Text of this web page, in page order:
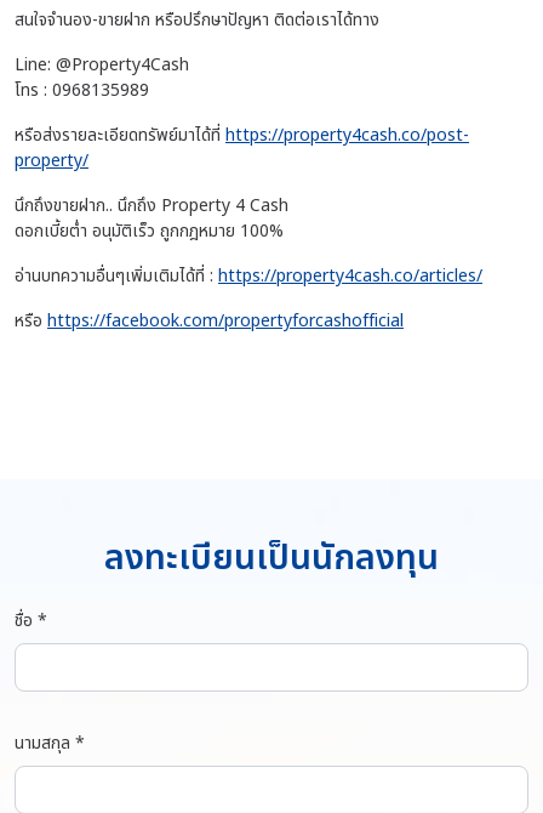
สนใจจำนอง-ขายฝาก หรือปรึกษาปัญหา ติดต่อเราได้ทาง
Line: @Property4Cash
โทร : 0968135989
หรือส่งรายละเอียดทรัพย์มาได้ที่ https://property4cash.co/post-
property/
นึกถึงขายฝาก.. นึกถึง Property 4 Cash
ดอกเบี้ยต่ำ อนุมัติเร็ว ถูกกฎหมาย 100%
อ่านบทความอื่นๆเพิ่มเติมได้ที่ : https://property4cash.co/articles/
หรือ https://facebook.com/propertyforcashofficial
ลงทะเบียนเป็นนักลงทุน
ชื่อ *
นามสกุล *